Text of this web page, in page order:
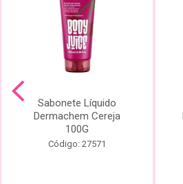
Sabonete Líquido
Dermachem Cereja
100G
Código: 27571